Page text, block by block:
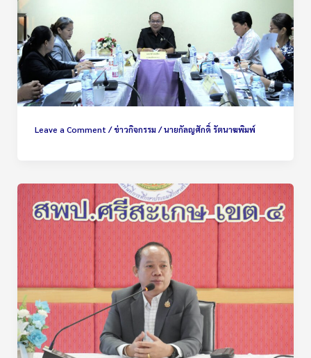
Leave a Comment /ข่าวกิจกรรม /นายกัลญศักดิ์ รัตนาฆพิมพ์